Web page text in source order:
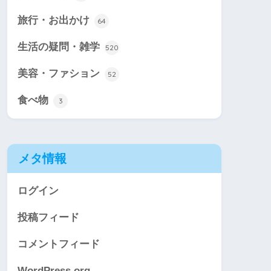
旅行・お出かけ 64
生活の疑問・雑学 520
美容・ファション 52
食べ物 3
メタ情報
ログイン
投稿フィード
コメントフィード